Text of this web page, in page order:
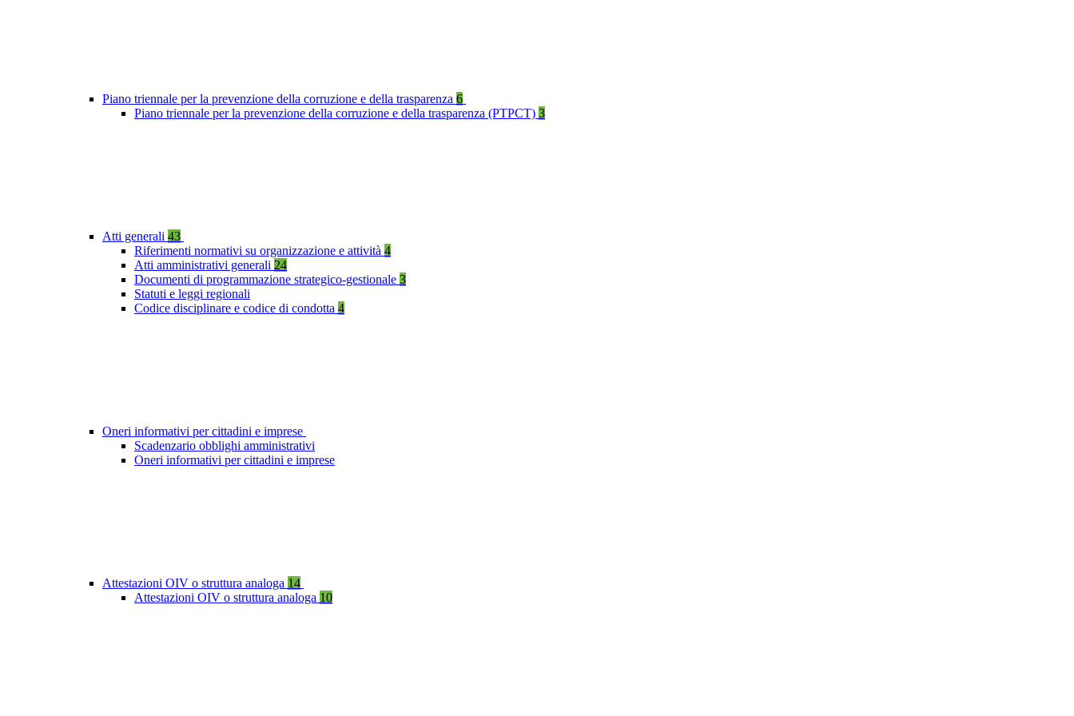
Piano triennale per la prevenzione della corruzione e della trasparenza 6
Piano triennale per la prevenzione della corruzione e della trasparenza (PTPCT) 3
Atti generali 43
Riferimenti normativi su organizzazione e attività 4
Atti amministrativi generali 24
Documenti di programmazione strategico-gestionale 3
Statuti e leggi regionali
Codice disciplinare e codice di condotta 4
Oneri informativi per cittadini e imprese
Scadenzario obblighi amministrativi
Oneri informativi per cittadini e imprese
Attestazioni OIV o struttura analoga 14
Attestazioni OIV o struttura analoga 10